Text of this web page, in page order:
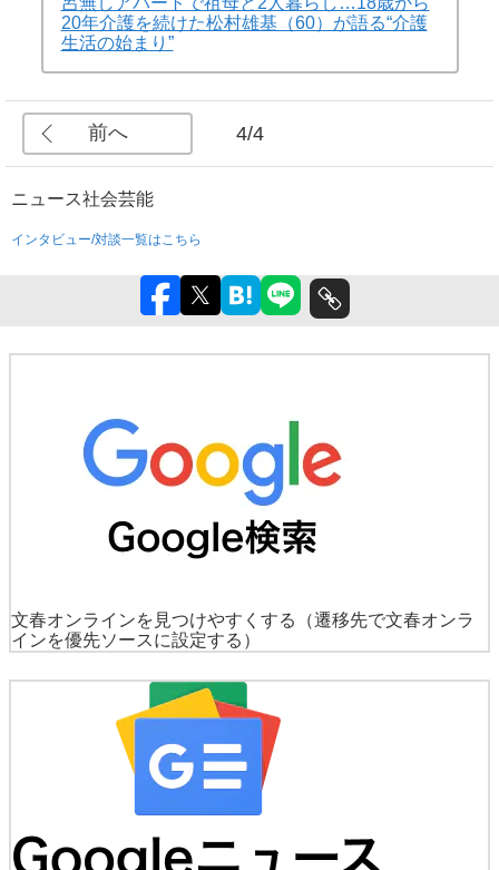
20年介護を続けた松村雄基（60）が語る“介護
生活の始まり”
前へ 4/4
ニュース社会芸能
インタビュー/対談一覧はこちら
文春オンラインを見つけやすくする
（遷移先で文春オンラ
インを優先ソースに設定する）